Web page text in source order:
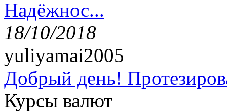
Надёжнос...
18/10/2018
yuliyamai2005
Добрый день!
Курсы валют